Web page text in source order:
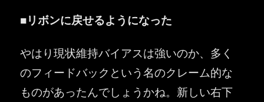
■リボンに戻せるようになった
やはり現状維持バイアスは強いのか、多く
のフィードバックという名のクレーム的な
ものがあったんでしょうかね。新しい右下